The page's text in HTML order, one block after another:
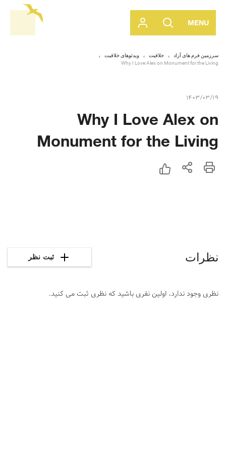
MENU
سرزمین فرم های آزاد خلاقیت
ویدئوهای خلاقیت
Why I Love Alex on Monument for the Living
1403/03/19
Why I Love Alex on
Monument for the Living

نظرات ثبت نظر
نظری وجود ندارد، اولین نفری باشید که نظری ثبت می کنید.